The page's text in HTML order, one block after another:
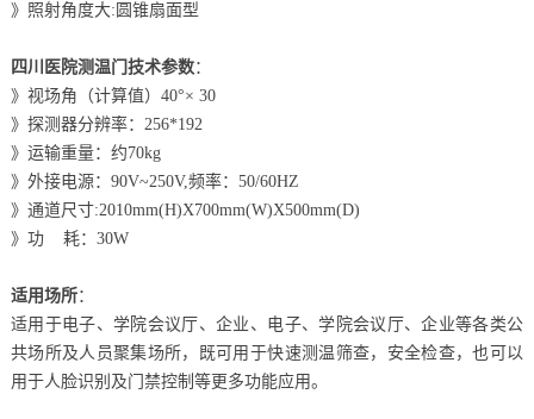
》照射角度大:圆锥扇面型
四川医院测温门技术参数：
》视场角（计算值）40°× 30
》探测器分辨率：256*192
》运输重量：约70kg
》外接电源：90V~250V,频率：50/60HZ
》通道尺寸:2010mm(H)X700mm(W)X500mm(D)
》功 耗：30W
适用场所：
适用于电子、学院会议厅、企业、电子、学院会议厅、企业等各类公
共场所及人员聚集场所，既可用于快速测温筛查，安全检查，也可以
用于人脸识别及门禁控制等更多功能应用。